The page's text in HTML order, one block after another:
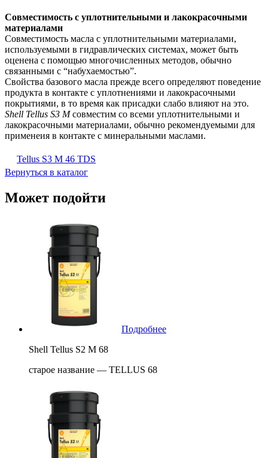
Совместимость с уплотнительными и лакокрасочными
материалами
Совместимость масла с уплотнительными материалами,
используемыми в гидравлических системах, может быть
оценена с помощью многочисленных методов, обычно
связанными с “набухаемостью”.
Свойства базового масла прежде всего определяют поведение
продукта в контакте с уплотнениями и лакокрасочными
покрытиями, в то время как присадки слабо влияют на это.
Shell Tellus S3 Mсовместим со всеми уплотнительными и
лакокрасочными материалами, обычно рекомендуемыми для
применеия в контакте с минеральными маслами.
Tellus S3 M 46 TDS
Вернуться в каталог
Может подойти
Подробнее
Shell Tellus S2 M 68
старое название — TELLUS 68